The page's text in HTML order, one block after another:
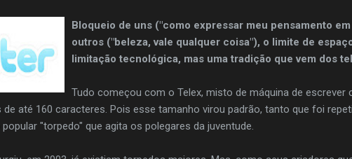
Bloqueio de uns ("como expressar meu pensamento
outros ("beleza, vale qualquer coisa"), o limite de
limitação tecnológica, mas uma tradição que vem dos
Tudo começou com o Telex, misto de máquina de escrever
de até 160 caracteres. Pois esse tamanho virou padrão, tanto que foi
"torpedo" que agita os polegares da juventude.